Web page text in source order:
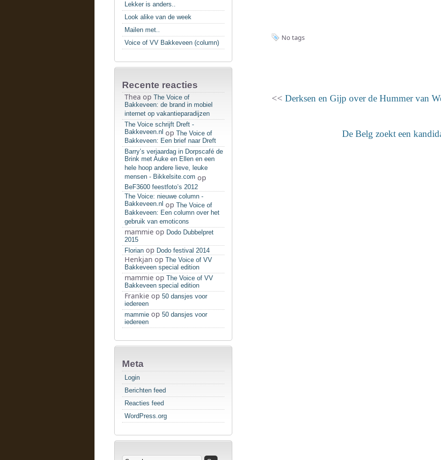
Lekker is anders..
Look alike van de week
Mailen met..
Voice of VV Bakkeveen (column)
Recente reacties
Thea op The Voice of
Bakkeveen: de brand in mobiel
internet op vakantieparadijzen
The Voice schrijft Dreft -
Bakkeveen.nl op The Voice of
Bakkeveen: Een brief naar Dreft
Barry’s verjaardag in Dorpscafé de
Brink met Auke en Ellen en een
hele hoop andere lieve, leuke
mensen - Bikkelsite.com op
BeF3600 feestfoto’s 2012
The Voice: nieuwe column -
Bakkeveen.nl op The Voice of
Bakkeveen: Een column over het
gebruik van emoticons
mammie op Dodo Dubbelpret
2015
Florian op Dodo festival 2014
Henkjan op The Voice of VV
Bakkeveen special edition
mammie op The Voice of VV
Bakkeveen special edition
Frankie op 50 dansjes voor
iedereen
mammie op 50 dansjes voor
iedereen
Meta
Login
Berichten feed
Reacties feed
WordPress.org
No tags
<< Derksen en Gijp over de Hummer van
De Belg zoekt een